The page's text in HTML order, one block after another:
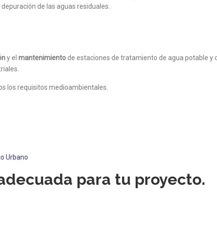
de las aguas residuales.
y el mantenimiento de estaciones de tratamiento de agua potable y
los requisitos medioambientales.
Urbano
para tu proyecto.